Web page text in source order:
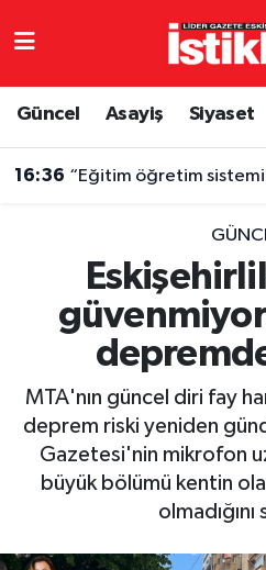
Güncel Asayiş Siyaset
16:36 “Eğitim öğretim sistemi
MTA'nın güncel diri fay
deprem riski yeniden
Gazetesi'nin mikrofon
büyük bölümü kentin
Eskişehirspor
Spor
Eğitim
Ekonomi
Sağlık
Eskişehir Nöbetçi
TFF 3.Lig 4.Grup Puan
Tüm Manşetler
Son Dakika Haberleri
Haber Arşivi